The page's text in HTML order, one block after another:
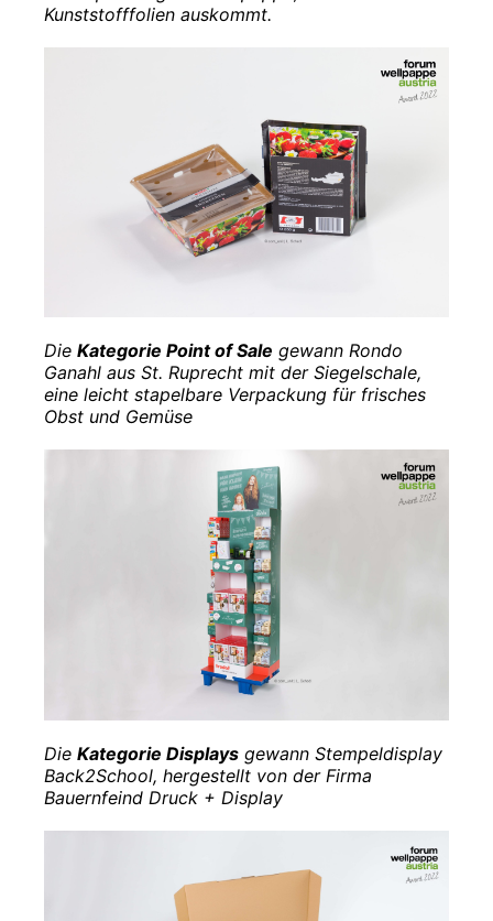
Kunststofffolien auskommt.
Die Kategorie Point of Sale gewann Rondo
Ganahl aus St. Ruprecht mit der Siegelschale,
eine leicht stapelbare Verpackung für frisches
Obst und Gemüse
Die Kategorie Displays gewann Stempeldisplay
Back2School, hergestellt von der Firma
Bauernfeind Druck + Display